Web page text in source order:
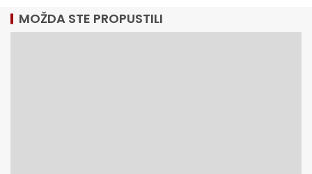
MOŽDA STE PROPUSTILI